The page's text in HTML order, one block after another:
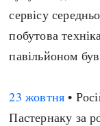
сервісу
побутова
павільйоном
23 жовтня •
Пастернаку за